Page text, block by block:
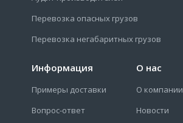
Перевозка опасных грузов
Перевозка негабаритных грузов
Информация
Примеры доставки
Вопрос-ответ
О нас
О компании
Новости